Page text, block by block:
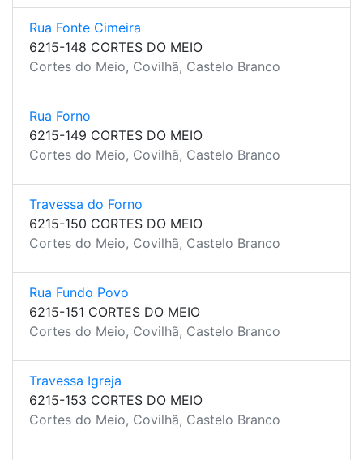
Rua Fonte Cimeira
6215-148 CORTES DO MEIO
Cortes do Meio, Covilhã, Castelo Branco
Rua Forno
6215-149 CORTES DO MEIO
Cortes do Meio, Covilhã, Castelo Branco
Travessa do Forno
6215-150 CORTES DO MEIO
Cortes do Meio, Covilhã, Castelo Branco
Rua Fundo Povo
6215-151 CORTES DO MEIO
Cortes do Meio, Covilhã, Castelo Branco
Travessa Igreja
6215-153 CORTES DO MEIO
Cortes do Meio, Covilhã, Castelo Branco